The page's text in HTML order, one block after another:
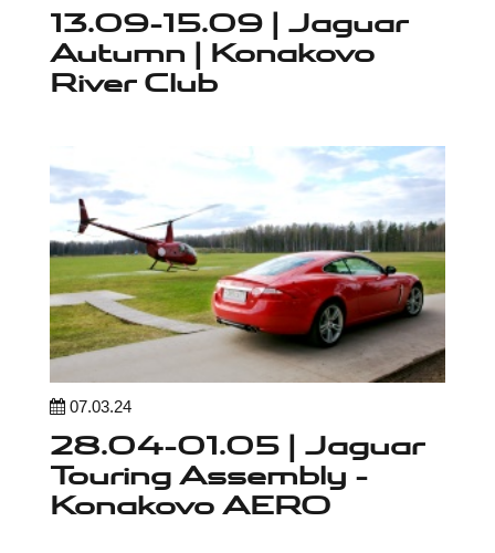
13.09-15.09 | Jaguar
Autumn | Konakovo
River Club
07.03.24
28.04-01.05 | Jaguar
Touring Assembly -
Konakovo AERO